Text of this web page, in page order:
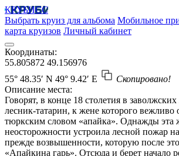
КРУБИСС
Выбрать круиз для альбома Мобильное
карта круизов Личный кабинет
Координаты:
55.805872 49.156976
55° 48.35′ N 49° 9.42′ E
Скопировано!
Описание места:
Говорят, в конце 18 столетия в
лесник-татарин, к жене которого вежливо
тюркским словом «апайка». Однажды эта
неосторожности устроила лесной пожар
прежде возвышенности, которую после
«Апайкина гарь». Отсюда и берет начало